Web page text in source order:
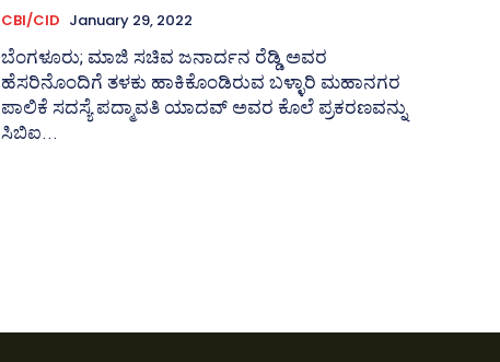
CBI/CID January 29, 2022
ಬೆಂಗಳೂರು; ಮಾಜಿ ಸಚಿವ ಜನಾರ್ದನ ರೆಡ್ಡಿ ಅವರ
ಹೆಸರಿನೊಂದಿಗೆ ತಳಕು ಹಾಕಿಕೊಂಡಿರುವ ಬಳ್ಳಾರಿ ಮಹಾನಗರ
ಪಾಲಿಕೆ ಸದಸ್ಯೆ ಪದ್ಮಾವತಿ ಯಾದವ್‌ ಅವರ ಕೊಲೆ ಪ್ರಕರಣವನ್ನು
ಸಿಬಿಐ...